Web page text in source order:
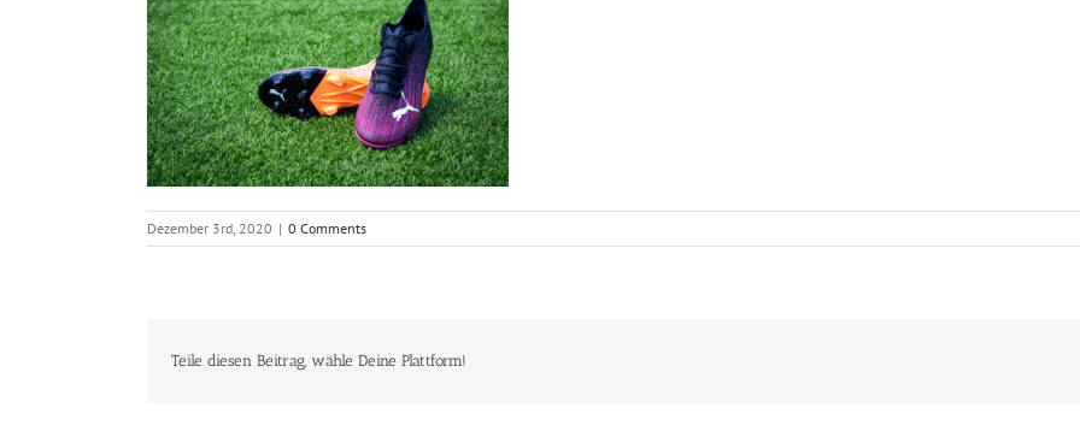
Dezember 3rd, 2020 | 0 Comments
Teile diesen Beitrag, wähle Deine Plattform!